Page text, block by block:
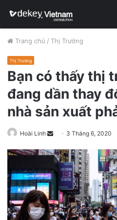
Trang chủ / Thị Trường
Thị Trường
Bạn có thấy thị
đang dần thay
nhà sản xuất
Hoài Linh
n
d
n
e
m
3 Tháng 6, 2020